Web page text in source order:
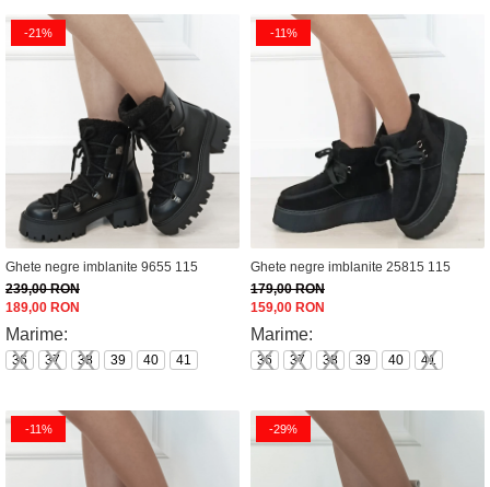
-21%
Ghete negre imblanite 9655 115
239,00 RON
189,00 RON
Marime:
36 37 38 39 40 41
-11%
Ghete negre imblanite 25815 115
179,00 RON
159,00 RON
Marime:
36 37 38 39 40 41
-11% -29%